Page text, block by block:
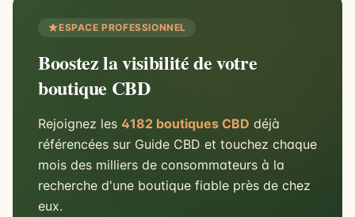
ESPACE PROFESSIONNEL
Boostez la visibilité de votre
boutique CBD
Rejoignez les 4182 boutiques CBD déjà
référencées sur Guide CBD et touchez chaque
mois des milliers de consommateurs à la
recherche d'une boutique fiable près de chez
eux.